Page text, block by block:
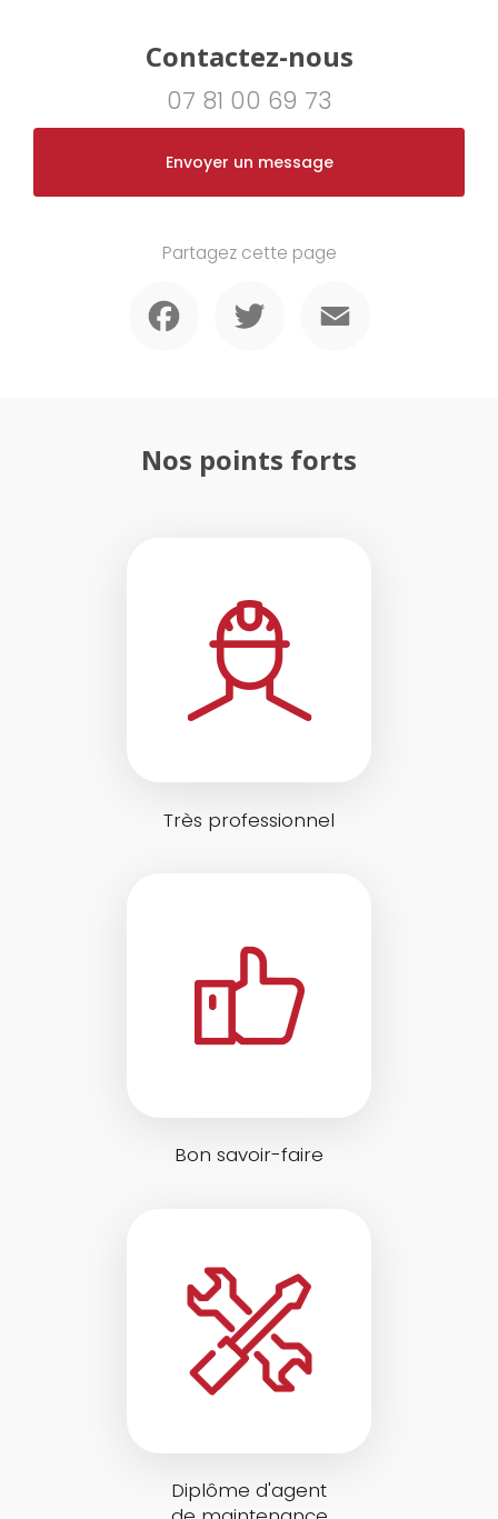
Contactez-nous
07 81 00 69 73
Envoyer un message
Partagez cette page
Nos points forts
Très professionnel
Bon savoir-faire
Diplôme d'agent